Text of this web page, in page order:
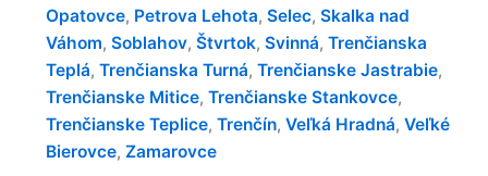
Opatovce, Petrova Lehota, Selec, Skalka nad
Váhom, Soblahov, Štvrtok, Svinná, Trenčianska
Teplá, Trenčianska Turná, Trenčianske Jastrabie,
Trenčianske Mitice, Trenčianske Stankovce,
Trenčianske Teplice, Trenčín, Veľká Hradná, Veľké
Bierovce, Zamarovce